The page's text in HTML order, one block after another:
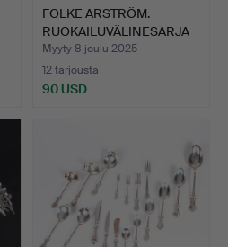
FOLKE ARSTRÖM.
RUOKAILUVÄLINESARJA
92 kpl,…
Myyty 8 joulu 2025
12 tarjousta
90 USD